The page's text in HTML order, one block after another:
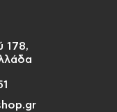
178,